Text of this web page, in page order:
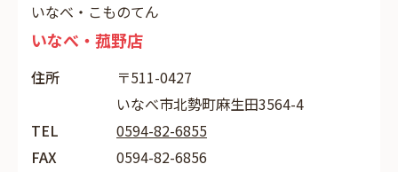
いなべ・こものてん
いなべ・菰野店
住所
〒511-0427
いなべ市北勢町麻生田3564-4
TEL
0594-82-6855
FAX
0594-82-6856